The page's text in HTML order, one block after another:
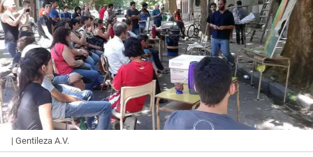
| Gentileza A.V.